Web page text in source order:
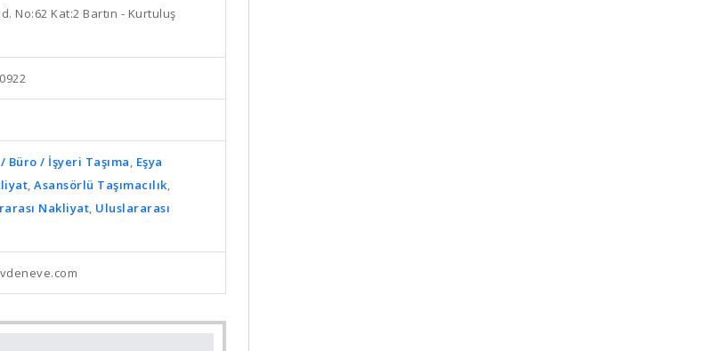
No:62 Kat:2 Bartın - Kurtuluş
Büro / İşyeri Taşıma, Eşya
, Asansörlü Taşımacılık,
Nakliyat, Uluslararası